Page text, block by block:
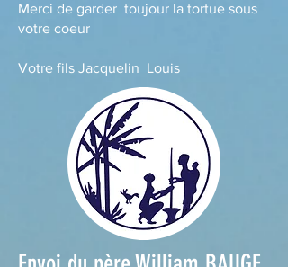
Merci de garder toujour la tortue sous
votre coeur
Votre fils Jacquelin Louis